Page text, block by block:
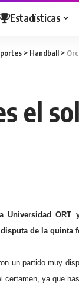
Estadísticas
> Handball >
el
Universidad
de la quinta
un partido muy
certamen, ya que